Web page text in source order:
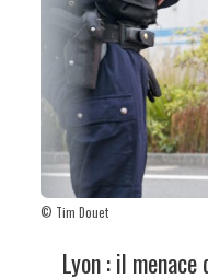
© Tim Douet
Lyon : il